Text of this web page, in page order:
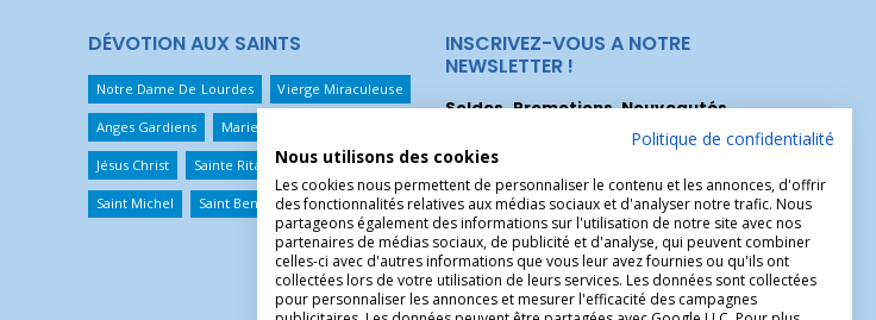
DÉVOTION AUX SAINTS
Notre Dame De Lourdes Vierge Miraculeuse
Anges Gardiens Marie Qui Défait Les Noeuds
Jésus Christ Sainte Rita Sainte Thérèse
Saint Michel Saint Benoît Saint Christophe
INSCRIVEZ-VOUS A NOTRE
NEWSLETTER !
Soldes, Promotions, Nouveautés...
Inscrivez-vous maintenant pour recevoir
nos meilleures offres.
Politique de confidentialité
Nous utilisons des cookies
Les cookies nous permettent de personnaliser le contenu et les annonces, d'offrir
des fonctionnalités relatives aux médias sociaux et d'analyser notre trafic. Nous
partageons également des informations sur l'utilisation de notre site avec nos
partenaires de médias sociaux, de publicité et d'analyse, qui peuvent combiner
celles-ci avec d'autres informations que vous leur avez fournies ou qu'ils ont
collectées lors de votre utilisation de leurs services. Les données sont collectées
pour personnaliser les annonces et mesurer l'efficacité des campagnes